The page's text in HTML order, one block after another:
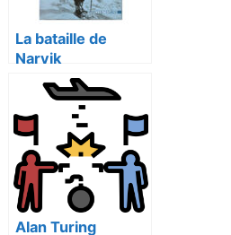
La bataille de
Narvik
Alan Turing